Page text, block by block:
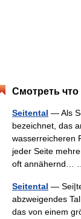
Смотреть что
Seitental — Als
bezeichnet, das
wasserreicheren
jeder Seite
oft annähernd…
Seitental —
abzweigendes
das von einem